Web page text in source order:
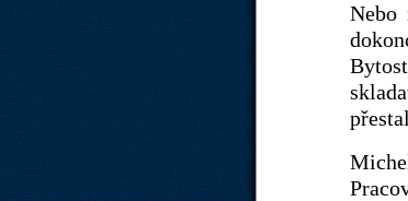
Nebo